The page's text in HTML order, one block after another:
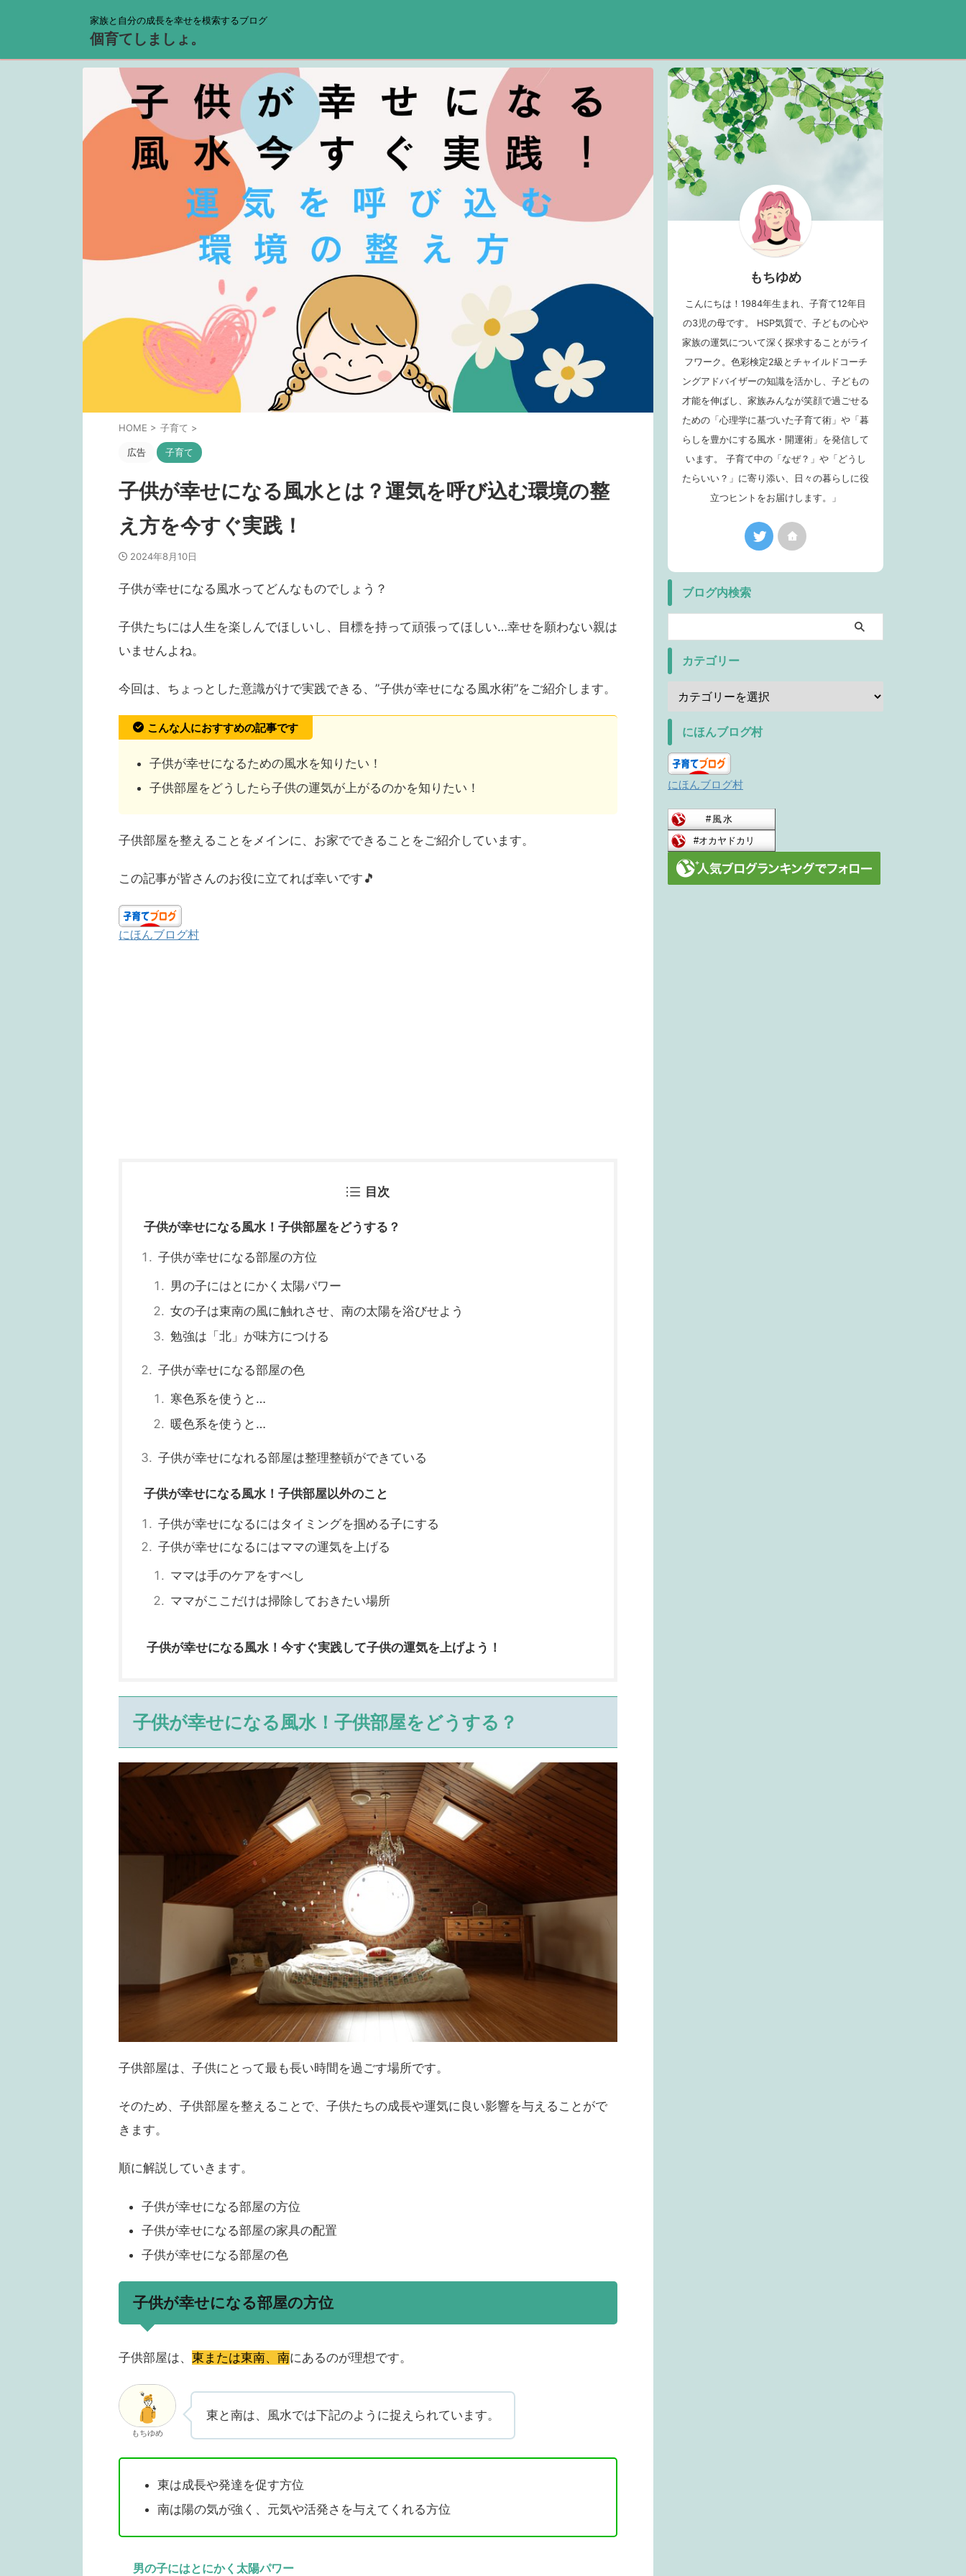
家族と自分の成長を幸せを模索するブログ
個育てしましょ。
HOME > 子育て >
広告 子育て
子供が幸せになる風水とは？運気を呼び込む環境の整
え方を今すぐ実践！
2024年8月10日
子供が幸せになる風水ってどんなものでしょう？
子供たちには人生を楽しんでほしいし、目標を持って頑張ってほしい…幸せを願わない親は
いませんよね。
今回は、ちょっとした意識がけで実践できる、”子供が幸せになる風水術”をご紹介します。
こんな人におすすめの記事です
子供が幸せになるための風水を知りたい！
子供部屋をどうしたら子供の運気が上がるのかを知りたい！
子供部屋を整えることをメインに、お家でできることをご紹介しています。
この記事が皆さんのお役に立てれば幸いです🎵
にほんブログ村
目次
子供が幸せになる風水！子供部屋をどうする？
子供が幸せになる部屋の方位
男の子にはとにかく太陽パワー
女の子は東南の風に触れさせ、南の太陽を浴びせよう
勉強は「北」が味方につける
子供が幸せになる部屋の色
寒色系を使うと…
暖色系を使うと…
子供が幸せになれる部屋は整理整頓ができている
子供が幸せになる風水！子供部屋以外のこと
子供が幸せになるにはタイミングを掴める子にする
子供が幸せになるにはママの運気を上げる
ママは手のケアをすべし
ママがここだけは掃除しておきたい場所
子供が幸せになる風水！今すぐ実践して子供の運気を上げよう！
子供が幸せになる風水！子供部屋をどうする？
子供部屋は、子供にとって最も長い時間を過ごす場所です。
そのため、子供部屋を整えることで、子供たちの成長や運気に良い影響を与えることがで
きます。
順に解説していきます。
子供が幸せになる部屋の方位
子供が幸せになる部屋の家具の配置
子供が幸せになる部屋の色
子供が幸せになる部屋の方位
子供部屋は、 東または東南、南にあるのが理想です。
もちゆめ
東と南は、風水では下記のように捉えられています。
東は成長や発達を促す方位
南は陽の気が強く、元気や活発さを与えてくれる方位
男の子にはとにかく太陽パワー
もちゆめ
こんにちは！1984年生まれ、子育て12年目
の3児の母です。 HSP気質で、子どもの心や
家族の運気について深く探求することがライ
フワーク。色彩検定2級とチャイルドコーチ
ングアドバイザーの知識を活かし、子どもの
才能を伸ばし、家族みんなが笑顔で過ごせる
ための「心理学に基づいた子育て術」や「暮
らしを豊かにする風水・開運術」を発信して
います。 子育て中の「なぜ？」や「どうし
たらいい？」に寄り添い、日々の暮らしに役
立つヒントをお届けします。」
ブログ内検索
カテゴリー
にほんブログ村
にほんブログ村